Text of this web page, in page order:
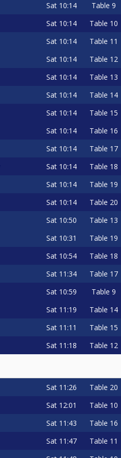
Sat 10:14 Table 9
Sat 10:14 Table 10
Sat 10:14 Table 11
Sat 10:14 Table 12
Sat 10:14 Table 13
Sat 10:14 Table 14
Sat 10:14 Table 15
Sat 10:14 Table 16
Sat 10:14 Table 17
Sat 10:14 Table 18
Sat 10:14 Table 19
Sat 10:14 Table 20
Sat 10:50 Table 13
Sat 10:31 Table 19
Sat 10:54 Table 18
Sat 11:34 Table 17
Sat 10:59 Table 9
Sat 11:19 Table 14
Sat 11:11 Table 15
Sat 11:18 Table 12
Sat 11:26 Table 20
Sat 12:01 Table 10
Sat 11:43 Table 16
Sat 11:47 Table 11